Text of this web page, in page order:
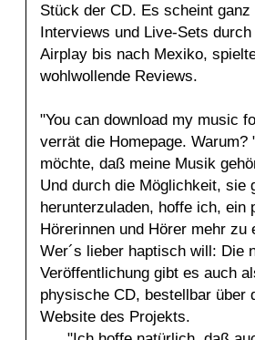
Stück der CD. Es scheint
Interviews und Live-Sets
Airplay bis nach Mexiko,
wohlwollende Reviews.
"You can download my music
verrät die Homepage. Warum?
möchte, daß meine Musik
Und durch die Möglichkeit, sie
herunterzuladen, hoffe ich, ein
Hörerinnen und Hörer mehr zu
Wer´s lieber haptisch will: Die
Veröffentlichung gibt es auch
physische CD, bestellbar über
Website des Projekts.